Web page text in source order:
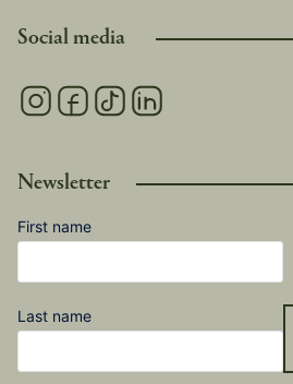
Social media
Newsletter
First name
Last name